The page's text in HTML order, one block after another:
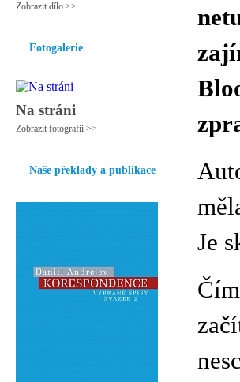
Zobrazit dílo >>
Fotogalerie
Na stráni
Zobrazit fotografii >>
Naše překlady a publikace
Je